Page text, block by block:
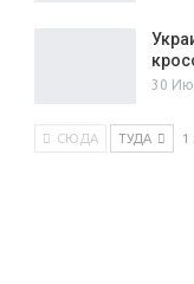
30
СЮДА ТУДА 1